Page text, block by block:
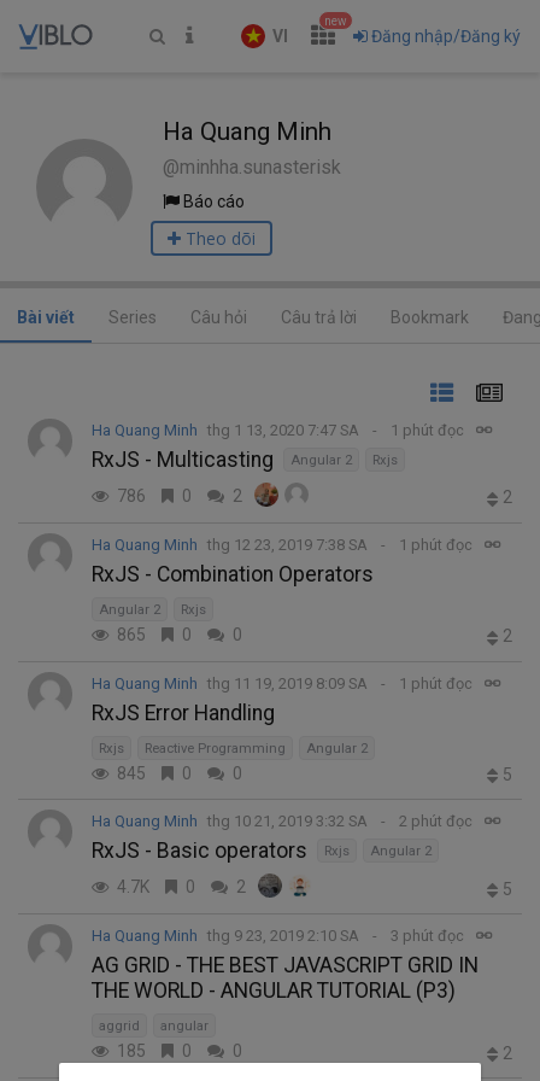
VI
new
Đăng nhập/Đăng ký
Ha Quang Minh
@minhha.sunasterisk
Báo cáo
Theo dõi
Bài viết Series Câu hỏi Câu trả lời Bookmark
Ha Quang Minh thg 1 13, 2020 7:47 SA 1 phút đọc
RxJS - Multicasting Angular 2 Rxjs
786 0 2 2
Ha Quang Minh thg 12 23, 2019 7:38 SA 1 phút đọc
RxJS - Combination Operators
Angular 2 Rxjs
865 0 0 2
Ha Quang Minh thg 11 19, 2019 8:09 SA 1 phút đọc
RxJS Error Handling
Rxjs Reactive Programming Angular 2
845 0 0 5
Ha Quang Minh thg 10 21, 2019 3:32 SA 2 phút đọc
RxJS - Basic operators Rxjs Angular 2
4.7K 0 2 5
Ha Quang Minh thg 9 23, 2019 2:10 SA 3 phút đọc
AG GRID - THE BEST JAVASCRIPT GRID IN
THE WORLD - ANGULAR TUTORIAL (P3)
aggrid angular
185 0 0 2